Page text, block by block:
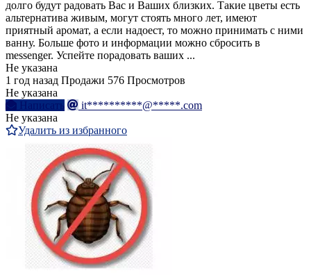
долго будут радовать Вас и Ваших близких. Такие цветы есть
альтернатива живым, могут стоять много лет, имеют
приятный аромат, а если надоест, то можно принимать с ними
ванну. Больше фото и информации можно сбросить в
messenger. Успейте порадовать ваших ...
Не указана
1 год назад Продажи 576 Просмотров
Не указана
Написать
it**********@*****.com
Не указана
Удалить из избранного